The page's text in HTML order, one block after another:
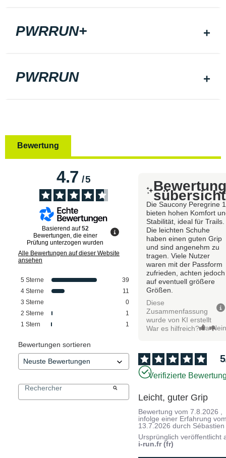
PWRRUN+
PWRRUN
Bewertung
4.7/5
Basierend auf52
Bewertungen, die einer
Prüfung unterzogen wurden
Alle Bewertungen auf dieser Website
ansehen
5 Sterne
39
4 Sterne
11
3 Sterne
0
2 Sterne
1
1 Stern 1
Bewertungen sortieren
sübersicht
Die Saucony Peregrine
bieten hohen Komfort
Stabilität, ideal für Trails.
Die leichten Schuhe
haben einen guten Grip
und sind angenehm zu
tragen. Viele Nutzer
waren mit der Passform
zufrieden, achten jedoch
auf eventuell größere
Größen.
Diese
Zusammenfassung
wurde von KI erstellt
War es hilfreich? Ja
5
Verifizierte
Leicht, guter Grip
Bewertung vom7.8.2026
infolge einer Erfahrung
13.7.2026 durch
Ursprünglich veröffentlicht
i-run.fr (fr)